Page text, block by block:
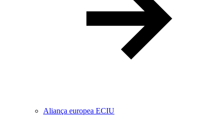
Aliança europea ECIU